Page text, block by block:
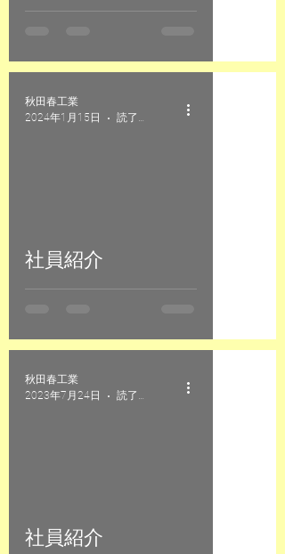
社員紹介
秋田春工業
2024年1月15日
読了時間: 1分
社員紹介
秋田春工業
2023年7月24日
読了時間: 1分